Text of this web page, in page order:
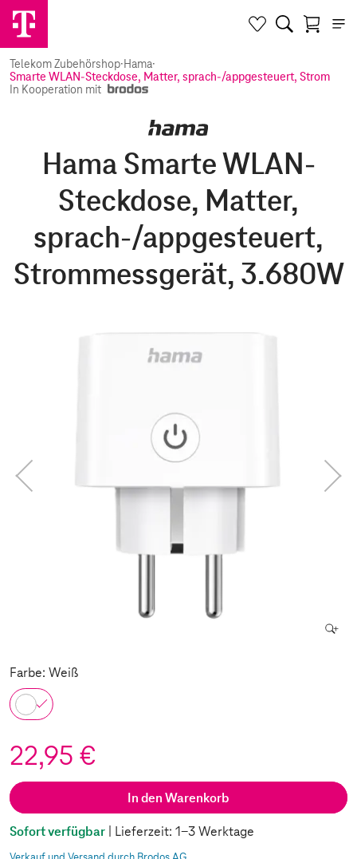
Telekom Zubehörshop·Hama·
Smarte WLAN-Steckdose, Matter, sprach-/appgesteuert,
In Kooperation mit
Hama Smarte WLAN-
Steckdose, Matter,
sprach-/appgesteuert,
Strommessgerät, 3.680W
Farbe: Weiß
22,95 €
In den Warenkorb
Sofort verfügbar | Lieferzeit: 1-3 Werktage